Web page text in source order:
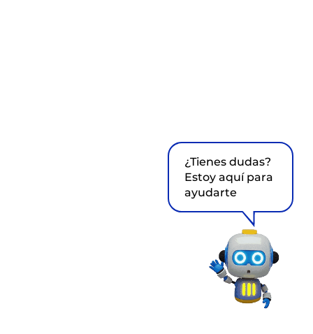
¿Tienes dudas?
Estoy aquí para
ayudarte